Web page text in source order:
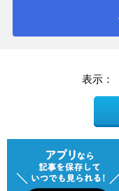
表示：